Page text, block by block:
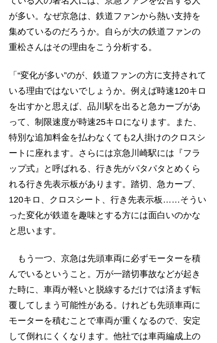
が多い。なぜ京急は、鉄道ファンから熱い支持を
集めているのだろうか。自らが大の鉄道ファンの
重松さんはその理由をこう分析する。
「“変化が多い”のが、鉄道ファンの方に支持されて
いる理由ではないでしょうか。例えば時速120キロ
を出すかと思えば、品川駅を出ると急カーブがあ
って、制限速度が時速25キロになります。また、
特別な追加料金を払わなくても2人掛けのクロスシ
ートに座れます。さらには京急川崎駅には『フラ
ップ式』と呼ばれる、行き先がパタパタとめくら
れる行き先表示板があります。踏切、急カーブ、
120キロ、クロスシート、行き先表示板……そうい
った変化が鉄道を趣味とする方には面白いのかな
と思います。
もう一つ、京急は先頭車両に必ずモーターを積
んでいるということ。万が一踏切事故などが起き
た時に、車両が軽いと脱線するだけでは済まず転
覆してしまう可能性がある。けれども先頭車両に
モーターを積むことで車両が重くなるので、安定
して倒れにくくなります。他社では車両編成上の